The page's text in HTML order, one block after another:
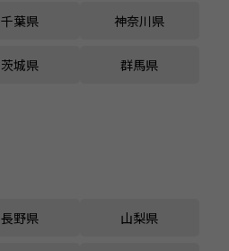
千葉県 神奈川県
茨城県 群馬県
長野県 山梨県